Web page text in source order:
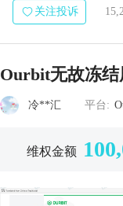
关注投诉
Ourbit无故冻结
冷**汇 平台:
维权金额